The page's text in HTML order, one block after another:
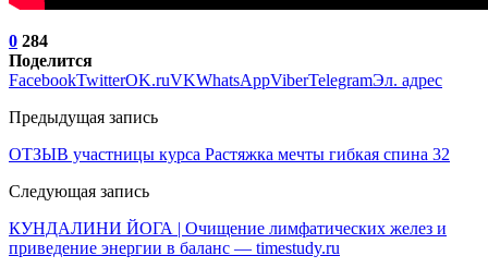
0 284
Поделится
FacebookTwitterOK.ruVKWhatsAppViberTelegramЭл. адрес
Предыдущая запись
ОТЗЫВ участницы курса Растяжка мечты гибкая спина 32
Следующая запись
КУНДАЛИНИ ЙОГА | Очищение лимфатических желез и
приведение энергии в баланс — timestudy.ru